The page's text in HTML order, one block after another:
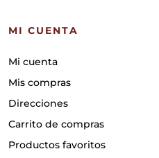
MI CUENTA
Mi cuenta
Mis compras
Direcciones
Carrito de compras
Productos favoritos